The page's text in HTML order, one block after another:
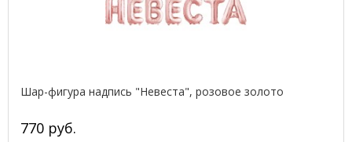
Шар-фигура надпись "Невеста", розовое золото
770 руб.